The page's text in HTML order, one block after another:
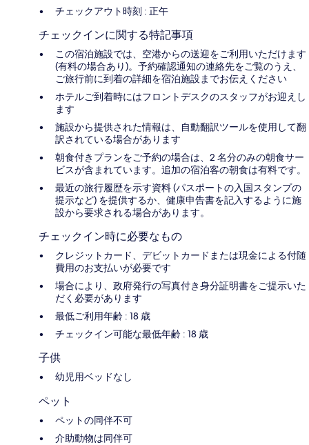
チェックアウト時刻 : 正午
チェックインに関する特記事項
この宿泊施設では、空港からの送迎をご利用いただけます
(有料の場合あり)。予約確認通知の連絡先をご覧のうえ、
ご旅行前に到着の詳細を宿泊施設までお伝えください
ホテルご到着時にはフロントデスクのスタッフがお迎えし
ます
施設から提供された情報は、自動翻訳ツールを使用して翻
訳されている場合があります
朝食付きプランをご予約の場合は、2 名分のみの朝食サー
ビスが含まれています。追加の宿泊客の朝食は有料です。
最近の旅行履歴を示す資料 (パスポートの入国スタンプの
提示など) を提供するか、健康申告書を記入するように施
設から要求される場合があります。
チェックイン時に必要なもの
クレジットカード、デビットカードまたは現金による付随
費用のお支払いが必要です
場合により、政府発行の写真付き身分証明書をご提示いた
だく必要があります
最低ご利用年齢 : 18 歳
チェックイン可能な最低年齢 : 18 歳
子供
幼児用ベッドなし
ペット
ペットの同伴不可
介助動物は同伴可